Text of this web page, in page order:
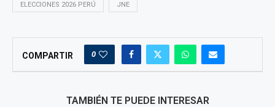
ELECCIONES 2026 PERÚ JNE
COMPARTIR 0
TAMBIÉN TE PUEDE INTERESAR